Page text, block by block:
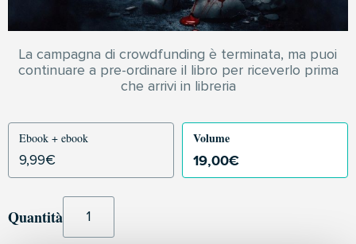
La campagna di crowdfunding è terminata, ma puoi
continuare a pre-ordinare il libro per riceverlo prima
che arrivi in libreria
Ebook + ebook
9,99€
Volume
19,00€
Quantità